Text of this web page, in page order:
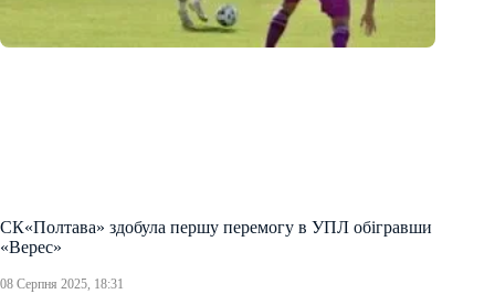
СК«Полтава» здобула першу перемогу в УПЛ обігравши
«Верес»
08 Серпня 2025, 18:31